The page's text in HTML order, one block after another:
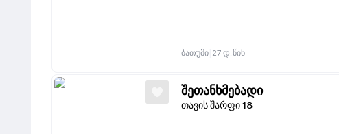
ბათუმი 27 დ. წინ
შეთანხმებადი
თავის შარფი 18